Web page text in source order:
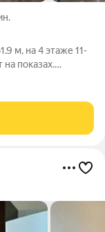
м, на 4 этаже 11-
показах.
Счетчики
без детей,